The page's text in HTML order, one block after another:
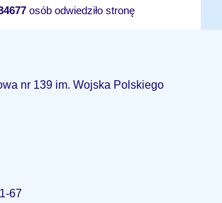
osób odwiedziło stronę
nr 139 im. Wojska Polskiego
67